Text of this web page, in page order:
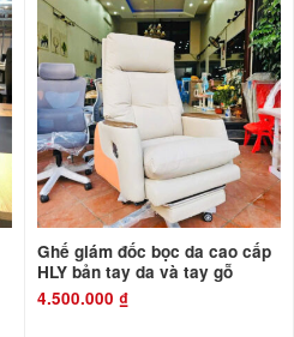
Ghế giám đốc bọc da cao cấp
HLY bản tay da và tay gỗ
4.500.000 ₫